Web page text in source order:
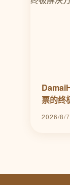
票的终
2026/8/